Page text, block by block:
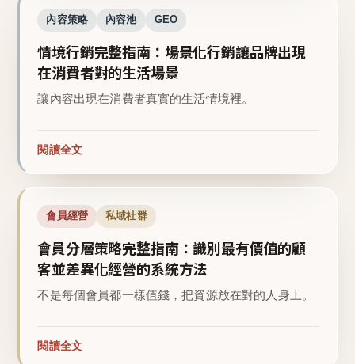
內容策略 內容池 GEO
情境行銷完整指南：場景化行銷讓品牌出現
在消費者對的生活場景
讓內容出現在消費者真實的生活情境裡。
閱讀全文
會員經營 私域社群
會員分層策略完整指南：識別最有價值的顧
客並差異化經營的系統方法
不是每個會員都一樣值錢，把資源放在對的人身上。
閱讀全文